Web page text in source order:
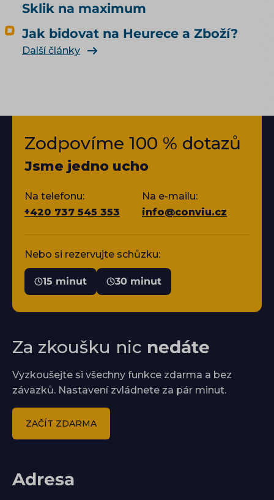
Sklik na maximum
Jak bidovat na Heurece a Zboží?
Další články
Zodpovíme 100 % dotazů
Jsme jedno ucho
Na telefonu:
+420 737 545 353
Na e-mailu:
info@conviu.cz
Nebo si rezervujte schůzku:
15 minut 30 minut
Za zkoušku nic nedáte
Vyzkoušejte si všechny funkce zdarma a bez
závazků. Nastavení zvládnete za pár minut.
ZAČÍT ZDARMA
Adresa